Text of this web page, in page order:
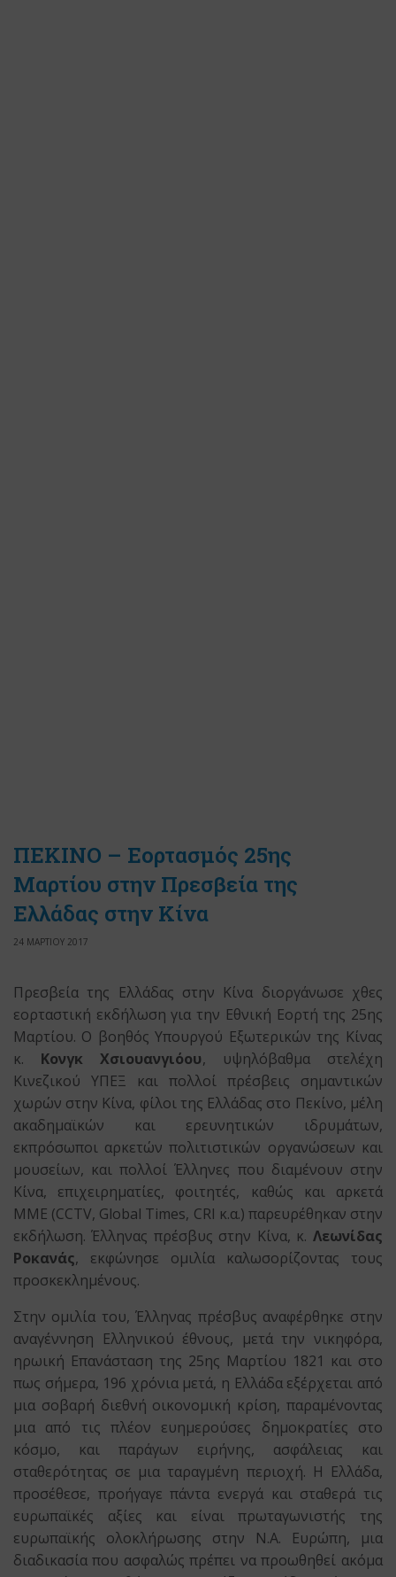
ΠEKINO – Εορτασμός 25ης
Μαρτίου στην Πρεσβεία της
Ελλάδας στην Κίνα
24 ΜΑΡΤΙΟΥ 2017
Πρεσβεία της Ελλάδας στην Κίνα διοργάνωσε χθες
εορταστική εκδήλωση για την Εθνική Εορτή της 25ης
Μαρτίου. Ο βοηθός Υπουργού Εξωτερικών της Κίνας
κ. Κονγκ Χσιουανγιόου, υψηλόβαθμα στελέχη
Κινεζικού ΥΠΕΞ και πολλοί πρέσβεις σημαντικών
χωρών στην Κίνα, φίλοι της Ελλάδας στο Πεκίνο, μέλη
ακαδημαϊκών και ερευνητικών ιδρυμάτων,
εκπρόσωποι αρκετών πολιτιστικών οργανώσεων και
μουσείων, και πολλοί Έλληνες που διαμένουν στην
Κίνα, επιχειρηματίες, φοιτητές, καθώς και αρκετά
ΜΜΕ (CCTV, Global Times, CRI κ.α.) παρευρέθηκαν στην
εκδήλωση. Έλληνας πρέσβυς στην Κίνα, κ. Λεωνίδας
Ροκανάς, εκφώνησε ομιλία καλωσορίζοντας τους
προσκεκλημένους.
Στην ομιλία του, Έλληνας πρέσβυς αναφέρθηκε στην
αναγέννηση Ελληνικού έθνους, μετά την νικηφόρα,
ηρωική Επανάσταση της 25ης Μαρτίου 1821 και στο
πως σήμερα, 196 χρόνια μετά, η Ελλάδα εξέρχεται από
μια σοβαρή διεθνή οικονομική κρίση, παραμένοντας
μια από τις πλέον ευημερούσες δημοκρατίες στο
κόσμο, και παράγων ειρήνης, ασφάλειας και
σταθερότητας σε μια ταραγμένη περιοχή. Η Ελλάδα,
προσέθεσε, προήγαγε πάντα ενεργά και σταθερά τις
ευρωπαϊκές αξίες και είναι πρωταγωνιστής της
ευρωπαϊκής ολοκλήρωσης στην Ν.Α. Ευρώπη, μια
διαδικασία που ασφαλώς πρέπει να προωθηθεί ακόμα